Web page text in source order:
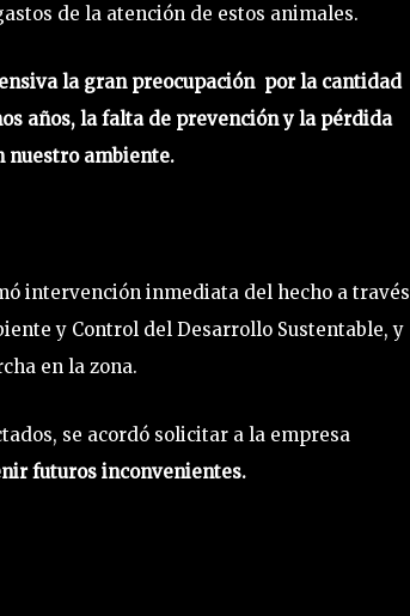
de la atención de estos animales.
la gran preocupación por la cantidad
años, la falta de prevención y la pérdida
nuestro ambiente.
intervención inmediata del hecho a través
y Control del Desarrollo Sustentable, y
en la zona.
se acordó solicitar a la empresa
futuros inconvenientes.